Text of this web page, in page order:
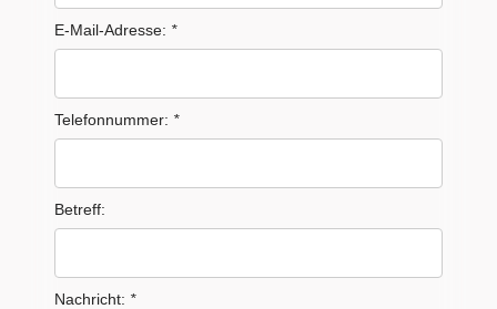
E-Mail-Adresse: *
Telefonnummer: *
Betreff:
Nachricht: *